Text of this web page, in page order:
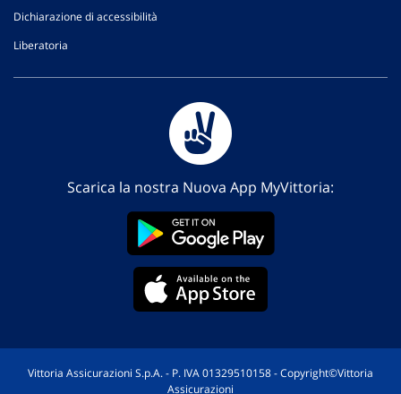
Dichiarazione di accessibilità
Liberatoria
Scarica la nostra Nuova App MyVittoria:
Vittoria Assicurazioni S.p.A. - P. IVA 01329510158 - Copyright©Vittoria
Assicurazioni